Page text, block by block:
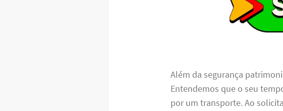
Além da segurança
Entendemos que o seu
por um transporte. Ao